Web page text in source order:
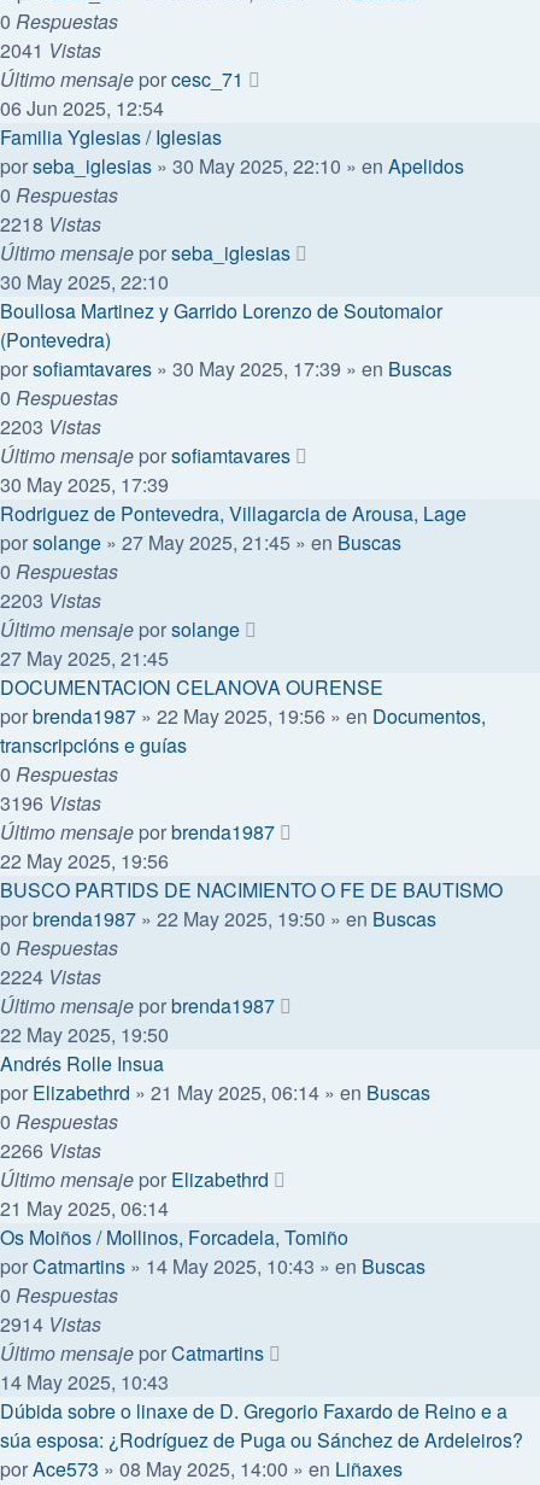
0 Respuestas
2041 Vistas
Último mensaje porcesc_71
06 Jun 2025, 12:54
Familia Yglesias / Iglesias
porseba_iglesias » 30 May 2025, 22:10 » en Apelidos
0 Respuestas
2218 Vistas
Último mensaje porseba_iglesias
30 May 2025, 22:10
Boullosa Martinez y Garrido Lorenzo de Soutomaior
(Pontevedra)
porsofiamtavares » 30 May 2025, 17:39 » en Buscas
0 Respuestas
2203 Vistas
Último mensaje porsofiamtavares
30 May 2025, 17:39
Rodriguez de Pontevedra, Villagarcia de Arousa, Lage
porsolange » 27 May 2025, 21:45 » en Buscas
0 Respuestas
2203 Vistas
Último mensaje porsolange
27 May 2025, 21:45
DOCUMENTACION CELANOVA OURENSE
porbrenda1987 » 22 May 2025, 19:56 » en Documentos,
transcripcións e guías
0 Respuestas
3196 Vistas
Último mensaje porbrenda1987
22 May 2025, 19:56
BUSCO PARTIDS DE NACIMIENTO O FE DE BAUTISMO
porbrenda1987 » 22 May 2025, 19:50 » en Buscas
0 Respuestas
2224 Vistas
Último mensaje porbrenda1987
22 May 2025, 19:50
Andrés Rolle Insua
por Elizabethrd » 21 May 2025, 06:14 » en Buscas
0 Respuestas
2266 Vistas
Último mensaje por Elizabethrd
21 May 2025, 06:14
Os Moiños / Mollinos, Forcadela, Tomiño
porCatmartins » 14 May 2025, 10:43 » en Buscas
0 Respuestas
2914 Vistas
Último mensaje porCatmartins
14 May 2025, 10:43
Dúbida sobre o linaxe de D. Gregorio Faxardo de Reino e a
súa esposa: ¿Rodríguez de Puga ou Sánchez de Ardeleiros?
porAce573 » 08 May 2025, 14:00 » en Liñaxes